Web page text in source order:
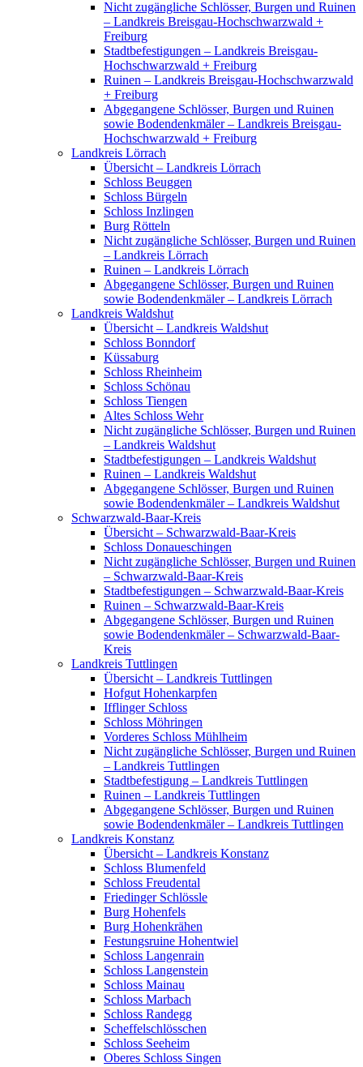
Nicht zugängliche Schlösser, Burgen und Ruinen
– Landkreis Breisgau-Hochschwarzwald +
Freiburg
Stadtbefestigungen – Landkreis Breisgau-
Hochschwarzwald + Freiburg
Ruinen – Landkreis Breisgau-Hochschwarzwald
+ Freiburg
Abgegangene Schlösser, Burgen und Ruinen
sowie Bodendenkmäler – Landkreis Breisgau-
Hochschwarzwald + Freiburg
Landkreis Lörrach
Übersicht – Landkreis Lörrach
Schloss Beuggen
Schloss Bürgeln
Schloss Inzlingen
Burg Rötteln
Nicht zugängliche Schlösser, Burgen und Ruinen
– Landkreis Lörrach
Ruinen – Landkreis Lörrach
Abgegangene Schlösser, Burgen und Ruinen
sowie Bodendenkmäler – Landkreis Lörrach
Landkreis Waldshut
Übersicht – Landkreis Waldshut
Schloss Bonndorf
Küssaburg
Schloss Rheinheim
Schloss Schönau
Schloss Tiengen
Altes Schloss Wehr
Nicht zugängliche Schlösser, Burgen und Ruinen
– Landkreis Waldshut
Stadtbefestigungen – Landkreis Waldshut
Ruinen – Landkreis Waldshut
Abgegangene Schlösser, Burgen und Ruinen
sowie Bodendenkmäler – Landkreis Waldshut
Schwarzwald-Baar-Kreis
Übersicht – Schwarzwald-Baar-Kreis
Schloss Donaueschingen
Nicht zugängliche Schlösser, Burgen und Ruinen
– Schwarzwald-Baar-Kreis
Stadtbefestigungen – Schwarzwald-Baar-Kreis
Ruinen – Schwarzwald-Baar-Kreis
Abgegangene Schlösser, Burgen und Ruinen
sowie Bodendenkmäler – Schwarzwald-Baar-
Kreis
Landkreis Tuttlingen
Übersicht – Landkreis Tuttlingen
Hofgut Hohenkarpfen
Ifflinger Schloss
Schloss Möhringen
Vorderes Schloss Mühlheim
Nicht zugängliche Schlösser, Burgen und Ruinen
– Landkreis Tuttlingen
Stadtbefestigung – Landkreis Tuttlingen
Ruinen – Landkreis Tuttlingen
Abgegangene Schlösser, Burgen und Ruinen
sowie Bodendenkmäler – Landkreis Tuttlingen
Landkreis Konstanz
Übersicht – Landkreis Konstanz
Schloss Blumenfeld
Schloss Freudental
Friedinger Schlössle
Burg Hohenfels
Burg Hohenkrähen
Festungsruine Hohentwiel
Schloss Langenrain
Schloss Langenstein
Schloss Mainau
Schloss Marbach
Schloss Randegg
Scheffelschlösschen
Schloss Seeheim
Oberes Schloss Singen